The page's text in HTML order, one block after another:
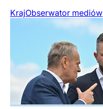
KrajObserwator mediów